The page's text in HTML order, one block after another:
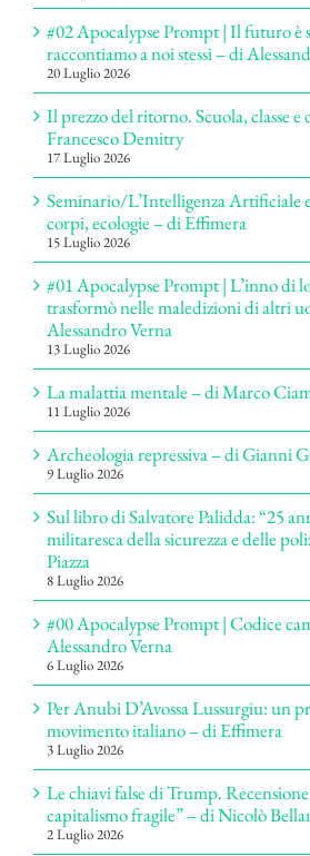
#02 Apocalypse Prompt | Il futuro è
raccontiamo a noi stessi – di
20 Luglio 2026
Il prezzo del ritorno. Scuola, classe
Francesco Demitry
17 Luglio 2026
Seminario/L’Intelligenza Artificiale
corpi, ecologie – di Effimera
15 Luglio 2026
#01 Apocalypse Prompt | L’inno di
trasformò nelle maledizioni di altri
Alessandro Verna
13 Luglio 2026
La malattia mentale – di Marco
11 Luglio 2026
Archeologia repressiva – di Gianni
9 Luglio 2026
Sul libro di Salvatore Palidda: “25
militaresca della sicurezza e delle
Piazza
8 Luglio 2026
#00 Apocalypse Prompt | Codice
Alessandro Verna
6 Luglio 2026
Per Anubi D’Avossa Lussurgiu: un
movimento italiano – di Effimera
3 Luglio 2026
Le chiavi false di Trump.
capitalismo fragile” – di Nicolò
2 Luglio 2026